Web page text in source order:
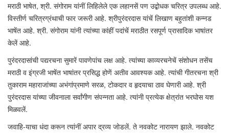
मराठी भाषेत, श्री. संगोराम यांनीं लिहिलेले एक लहानसें पण उद्बोधक चरित्र उपलब्ध आहे.
विस्तीर्ण चरित्रग्रंथाची फार जरूरी आहे. श्रीपुरंदरदास यांचें लिखाण बहुतांशी कन्नड
भाषेंत आहे. श्री. संगोराम यांनी त्यांच्या कांहीं पदांचें मराठीत रसपूर्ण प्रासादिक भाषांतर
केलें आहे.
पुरंदरदासांची पद्यरचना सुमारें पावणेपांच लक्ष आहे. त्यांच्या काव्यरचनेचें संशोधन तसेंच
मराठी व इंग्रजी भाषेंत भाषांतर प्रसिद्ध होणें अतीव आवश्यक आहे. त्यांची गीतरचना श्री
तुकाराम महाराजांच्या अभंगांप्रमाणे सरळ, टोकदार व हृदयाचा ठाव घेणारी आहे. श्री
पुरंदरदास यांच्या जीवनाला सर्वांगीण संपन्नता आहे. त्यांनी प्रत्येक क्षेत्रांत भरघोस यश
मिळवलें.
जवाहि-याचा धंदा करून त्यांनीं अपार द्रव्य जोडलें. ते नवकोट नारायण झाले. नवकोट